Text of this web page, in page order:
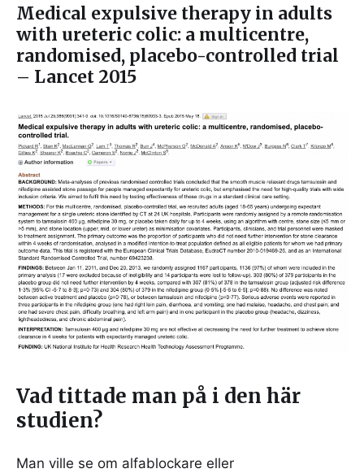
Medical expulsive therapy in adults
with ureteric colic: a multicentre,
randomised, placebo-controlled trial
– Lancet 2015
Vad tittade man på i den här
studien?
Man ville se om alfablockare eller